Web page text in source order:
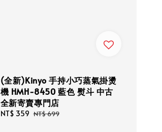
(全新)Kinyo 手持小巧蒸氣掛燙
機 HMH-8450 藍色 熨斗 中古
全新寄賣專門店
Sale
NT$ 359 Regular
NT$ 699